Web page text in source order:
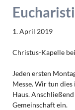
1. April 2019
Christus-Kapelle
Jeden ersten
Messe. Wir tun
Haus.
Gemeinschaft ein.